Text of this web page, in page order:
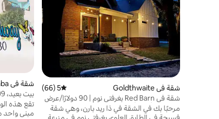
شقة في Goldthwaite متوسط التقييم 5 من 5، 66 مراجعات
5 (66)
شقة في Red Barn بغرفتي نوم | 90 دولارًا/عرض
خاص في أيام الأسبوع
مرحبًا بك في الشقة في ذا ريد بارن، وهي شقة
شقة في San Saba
بيت بعيد، 109 N Harwood St
تقع هذه
مبنى واحد